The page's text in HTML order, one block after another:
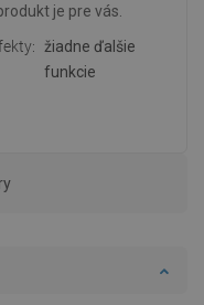
je pre vás.
žiadne ďalšie
funkcie